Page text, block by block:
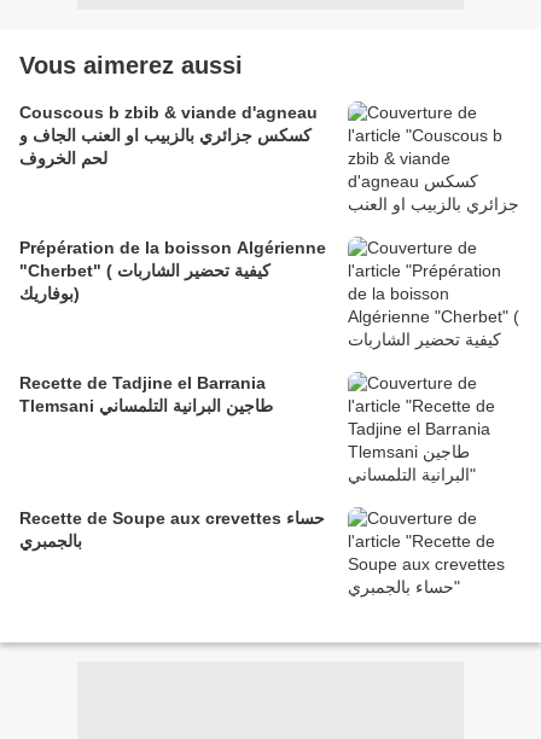
Vous aimerez aussi
Couscous b zbib & viande d'agneau
كسكس جزائري بالزبيب او العنب الجاف و
لحم الخروف
Prépération de la boisson Algérienne
"Cherbet" ( كيفية تحضير الشاربات
(بوفاريك
Recette de Tadjine el Barrania
Tlemsani ​​​​​​​طاجين البرانية التلمساني
Recette de Soupe aux crevettes حساء
بالجمبري